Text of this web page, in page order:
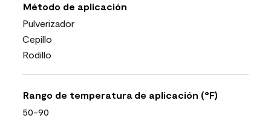
Método de aplicación
Pulverizador
Cepillo
Rodillo
Rango de temperatura de aplicación (°F)
50-90